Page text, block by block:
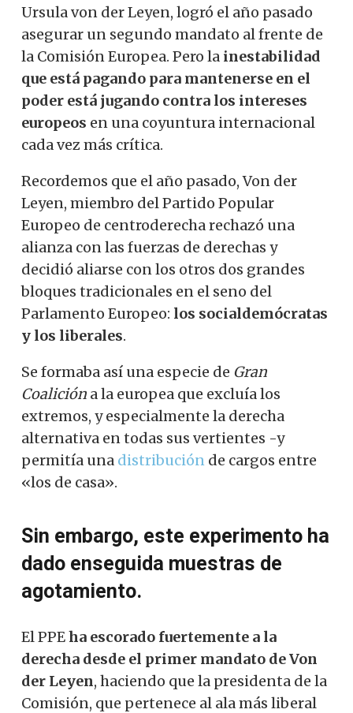
Ursula von der Leyen, logró el año pasado
asegurar un segundo mandato al frente de
la Comisión Europea. Pero la inestabilidad
que está pagando para mantenerse en el
poder está jugando contra los intereses
europeos en una coyuntura internacional
cada vez más crítica.
Recordemos que el año pasado, Von der
Leyen, miembro del Partido Popular
Europeo de centroderecha rechazó una
alianza con las fuerzas de derechas y
decidió aliarse con los otros dos grandes
bloques tradicionales en el seno del
Parlamento Europeo: los socialdemócratas
y los liberales.
Se formaba así una especie de Gran
Coalición a la europea que excluía los
extremos, y especialmente la derecha
alternativa en todas sus vertientes -y
permitía una distribución de cargos entre
«los de casa».
Sin embargo, este experimento ha
dado enseguida muestras de
agotamiento.
El PPEha escorado fuertemente a la
derecha desde el primer mandato de Von
der Leyen, haciendo que la presidenta de la
Comisión, que pertenece al ala más liberal